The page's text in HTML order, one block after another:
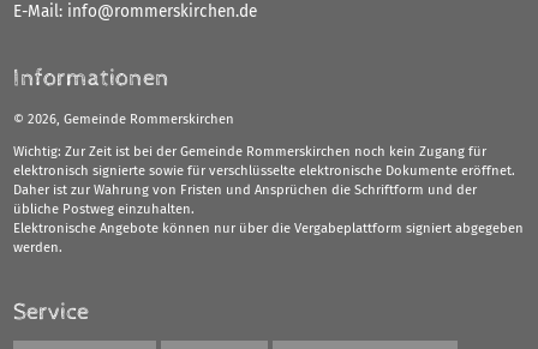
E-Mail: info@rommerskirchen.de
Informationen
©2026, Gemeinde Rommerskirchen
Wichtig: Zur Zeit ist bei der Gemeinde Rommerskirchen noch kein Zugang für
elektronisch signierte sowie für verschlüsselte elektronische Dokumente eröffnet.
Daher ist zur Wahrung von Fristen und Ansprüchen die Schriftform und der
übliche Postweg einzuhalten.
Elektronische Angebote können nur über die Vergabeplattform signiert abgegeben
werden.
Service